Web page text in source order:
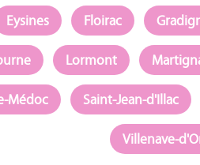
Eysines Floirac
Lormont
Médoc Saint-Jean-d'Illac
Villenave-